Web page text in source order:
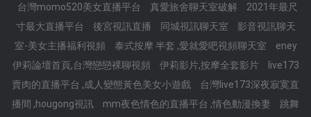
台灣momo520美女直播平台 真愛旅舍聊天室破解
2021年最尺
寸最大直播平台
後宮視訊直播 同城視訊聊天室
影音視訊聊天
室-美女主播福利視頻
泰式按摩 半套 ,愛就愛吧視頻聊天室
eney
伊莉論壇首頁,台灣戀戀裸聊視頻
伊莉影片,按摩全套影片
live173
賣肉的直播平台 ,成人變態黃色美女小遊戲
台灣live173深夜寂寞直
播間 ,hougong視訊
mm夜色情色的直播平台 ,情色動漫換妻
跳舞